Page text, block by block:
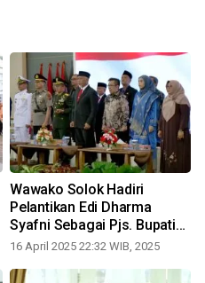
Wawako Solok Hadiri
Pelantikan Edi Dharma
Syafni Sebagai Pjs. Bupati
Pasaman
16 April 2025 22:32 WIB, 2025